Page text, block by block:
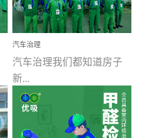
99.99%。相对于传统消毒
液来说，无...
汽车治理
汽车治理我们都知道房子
新...
装修完会有甲醛，其实汽